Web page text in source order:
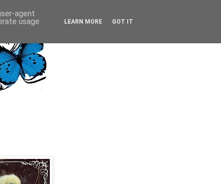
agent
usage
LEARN MORE GOT IT